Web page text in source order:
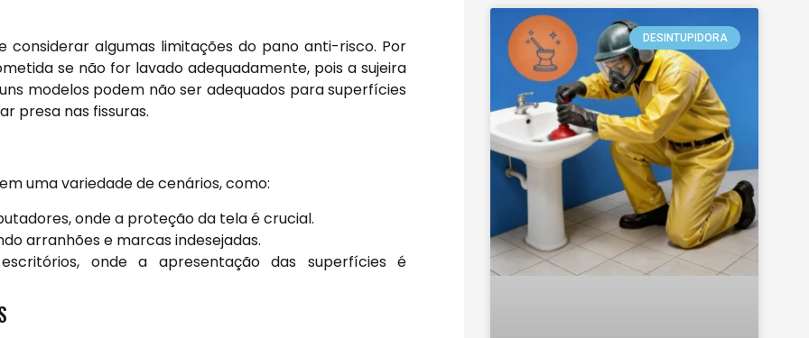
algumas limitações do pano anti-risco. Por
se não for lavado adequadamente, pois a sujeira
modelos podem não ser adequados para superfícies
presa nas fissuras.
uma variedade de cenários, como:
onde a proteção da tela é crucial.
arranhões e marcas indesejadas.
onde a apresentação das superfícies é
DESINTUPIDORA